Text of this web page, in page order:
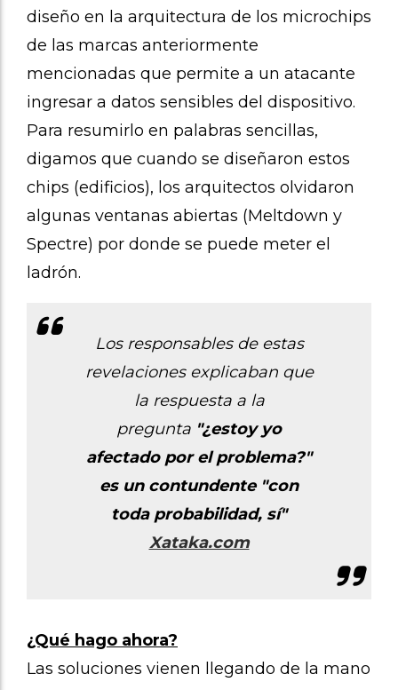
diseño en la arquitectura de los microchips
de las marcas anteriormente
mencionadas que permite a un atacante
ingresar a datos sensibles del dispositivo.
Para resumirlo en palabras sencillas,
digamos que cuando se diseñaron estos
chips (edificios), los arquitectos olvidaron
algunas ventanas abiertas (Meltdown y
Spectre) por donde se puede meter el
ladrón.
Los responsables de estas
revelaciones explicaban que
la respuesta a la
pregunta "¿estoy yo
afectado por el problema?"
es un contundente "con
toda probabilidad, sí"
Xataka.com
¿Qué hago ahora?
Las soluciones vienen llegando de la mano